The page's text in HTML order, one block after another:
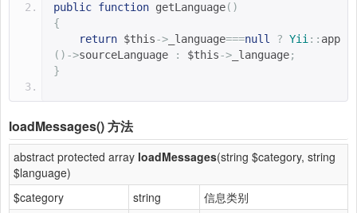
public function getLanguage()
{
return $this-> _language===null ? Yii:: app
()->sourceLanguage : $this-> _language;
}
loadMessages()方法
abstract protected array loadMessages(string $category, string
$language)
$category
string
信息类别